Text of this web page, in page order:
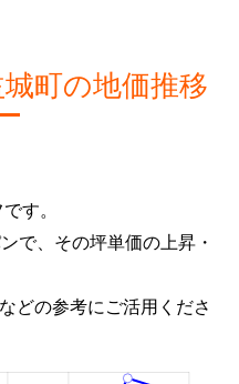
町の地価推移
す。
で、その坪単価の上昇・
どの参考にご活用くださ